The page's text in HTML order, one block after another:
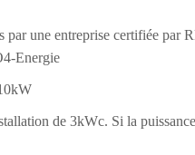
par une entreprise certifiée
Energie
de 3kWc. Si la